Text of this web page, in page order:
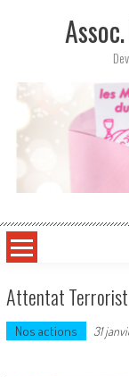
Attentat
Nos actions 31